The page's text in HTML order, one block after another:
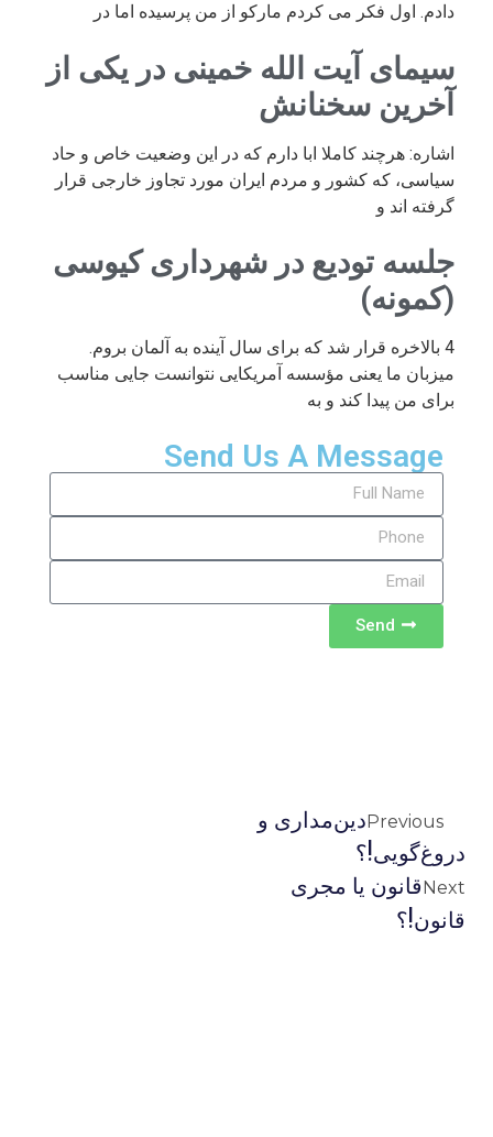
دادم. اول فکر می کردم مارکو از من پرسیده اما در
سیمای آیت الله خمینی در یکی از
آخرین سخنانش
اشاره: هرچند کاملا ابا دارم که در این وضعیت خاص و حاد
سیاسی، که کشور و مردم ایران مورد تجاوز خارجی قرار
گرفته اند و
جلسه تودیع در شهرداری کیوسی
(کمونه)
4 بالاخره قرار شد که برای سال آینده به آلمان بروم.
میزبان ما یعنی مؤسسه آمریکایی نتوانست جایی مناسب
برای من پیدا کند و به
Send Us A Message
Send
Previousدین‌مداری و
دروغ‌گویی!؟
Nextقانون یا مجری
قانون!؟